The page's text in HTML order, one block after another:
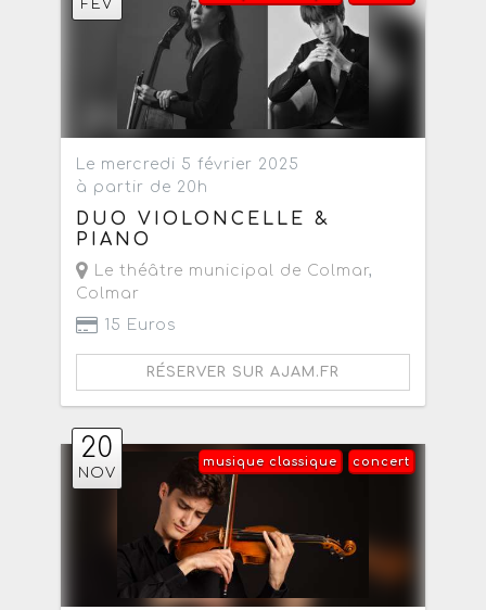
FÉV
Le mercredi 5 février 2025
à partir de 20h
DUO VIOLONCELLE &
PIANO
Le théâtre municipal de Colmar,
Colmar
15 Euros
RÉSERVER SUR AJAM.FR
20
NOV
concert
musique classique